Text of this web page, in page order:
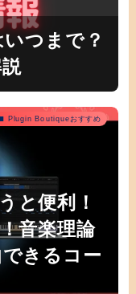
つまで？
Plugin Boutiqueおすすめ
と便利！
音楽理論
きるコー